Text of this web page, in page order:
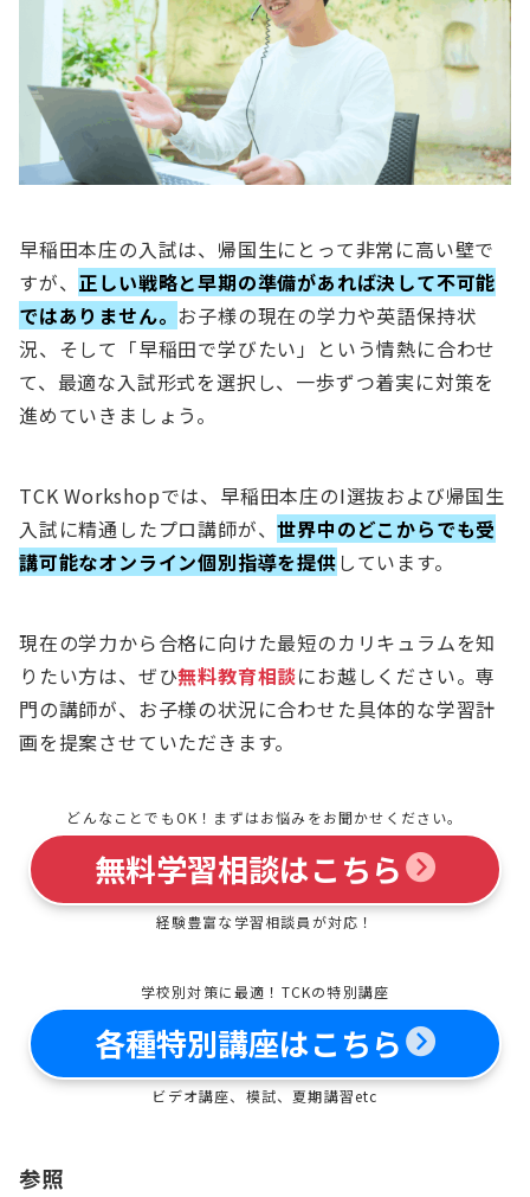
早稲田本庄の入試は、帰国生にとって非常に高い壁で
すが、 正しい戦略と早期の準備があれば決して不可能
ではありません。 お子様の現在の学力や英語保持状
況、そして「早稲田で学びたい」という情熱に合わせ
て、最適な入試形式を選択し、一歩ずつ着実に対策を
進めていきましょう。
TCK Workshopでは、早稲田本庄のI選抜および帰国生
入試に精通したプロ講師が、世界中のどこからでも受
講可能なオンライン個別指導を提供しています。
現在の学力から合格に向けた最短のカリキュラムを知
りたい方は、ぜひ無料教育相談にお越しください。専
門の講師が、お子様の状況に合わせた具体的な学習計
画を提案させていただきます。
どんなことでもOK！まずはお悩みをお聞かせください。
無料学習相談はこちら
経験豊富な学習相談員が対応！
学校別対策に最適！TCKの特別講座
各種特別講座はこちら
ビデオ講座、模試、夏期講習etc
参照